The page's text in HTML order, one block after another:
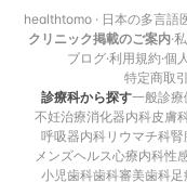
healthtomo · 日本の多言語
クリニック掲載のご案内·
ブログ·利用規約·個
特定商取
診療科から探す一般診療
不妊治療消化器内科皮膚
呼吸器内科 リウマチ科腎
メンズヘルス心療内科性
小児歯科歯科審美歯科